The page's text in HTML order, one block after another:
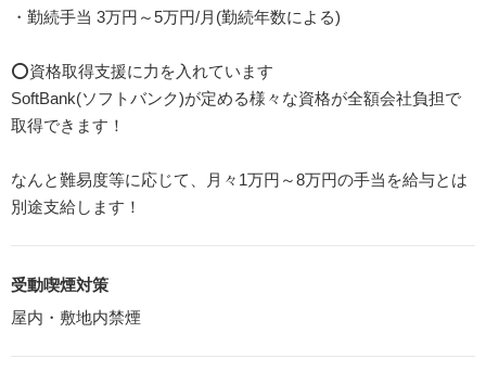
・勤続手当 3万円～5万円/月(勤続年数による)
⭕資格取得支援に力を入れています
SoftBank(ソフトバンク)が定める様々な資格が全額会社負担で
取得できます！
なんと難易度等に応じて、月々1万円～8万円の手当を給与とは
別途支給します！
受動喫煙対策
屋内・敷地内禁煙